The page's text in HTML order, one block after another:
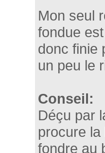
Mon seul
fondue
donc finie
un peu le
Conseil:
Déçu par
procure
fondre au